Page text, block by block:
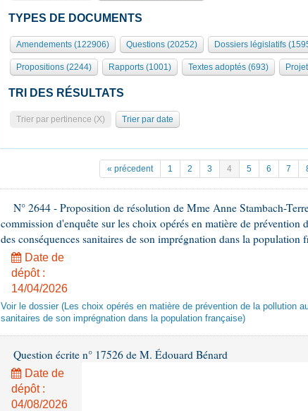
TYPES DE DOCUMENTS
Amendements (122906) Questions (20252) Dossiers législatifs
Propositions (2244) Rapports (1001) Textes adoptés (693)
TRI DES RÉSULTATS
Trier par pertinence (X) Trier par date
« précedent 1 2 3 4 5 6 7
N° 2644 - Proposition de résolution de Mme Anne Stambach-
commission d'enquête sur les choix opérés en matière de prévention
des conséquences sanitaires de son imprégnation dans la population
Date de
dépôt :
14/04/2026
Voir le dossier (Les choix opérés en matière de prévention de la pollution
sanitaires de son imprégnation dans la population française)
Question écrite n° 17526 de M. Édouard Bénard
Date de
dépôt :
04/08/2026